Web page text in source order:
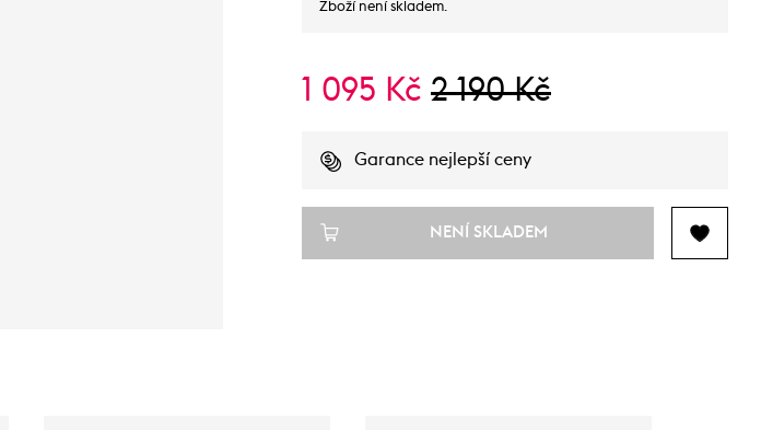
Zboží není skladem.
1 095 Kč 2 190 Kč
Garance nejlepší ceny
NENÍ SKLADEM